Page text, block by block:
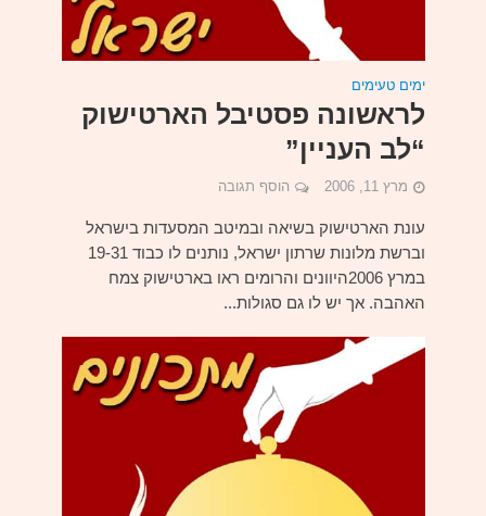
ימים טעימים
לראשונה פסטיבל הארטישוק
“לב העניין”
מרץ 11, 2006 הוסף תגובה
עונת הארטישוק בשיאה ובמיטב המסעדות בישראל
וברשת מלונות שרתון ישראל, נותנים לו כבוד 19-31
במרץ 2006היוונים והרומים ראו בארטישוק צמח
האהבה. אך יש לו גם סגולות...